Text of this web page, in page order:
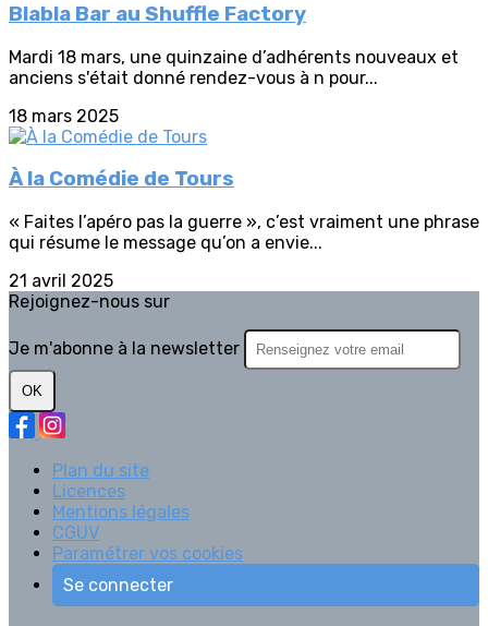
Blabla Bar au Shuffle Factory
Mardi 18 mars, une quinzaine d’adhérents nouveaux et
anciens s'était donné rendez-vous à n pour...
18 mars 2025
À la Comédie de Tours
« Faites l’apéro pas la guerre », c’est vraiment une phrase
qui résume le message qu’on a envie...
21 avril 2025
Rejoignez-nous sur
Je m'abonne à la newsletter
OK
Plan du site
Licences
Mentions légales
CGUV
Paramétrer vos cookies
Se connecter